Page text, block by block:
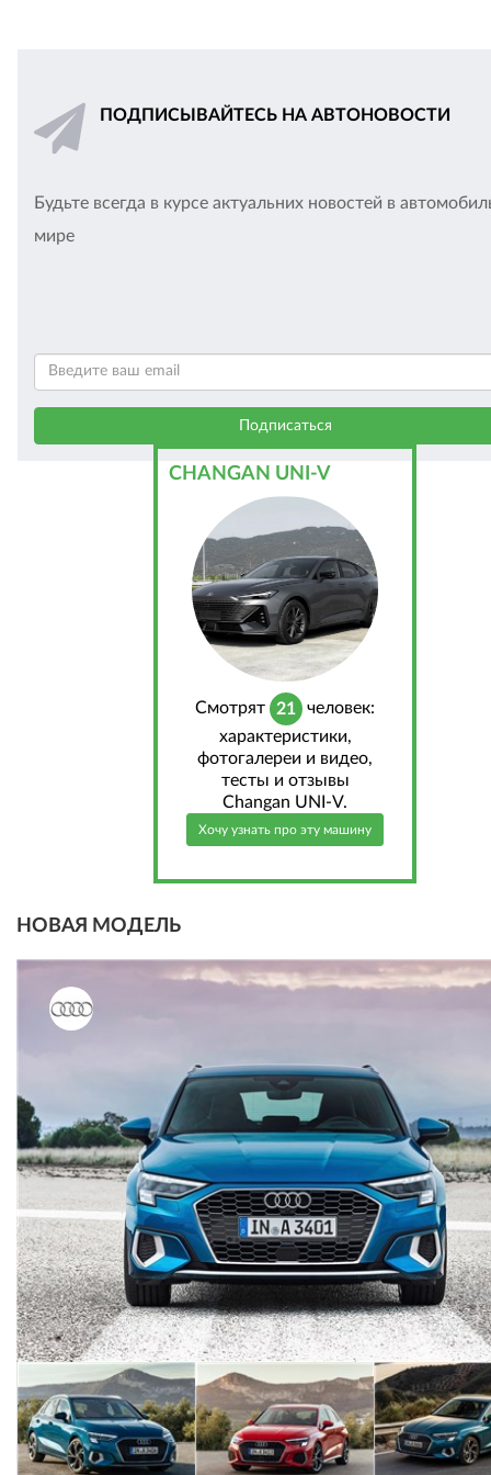
ПОДПИСЫВАЙТЕСЬ НА АВТОНОВОСТИ
Будьте всегда в курсе актуальних новостей в
мире
CHANGAN UNI-V
Cмотрят 21
человек:
характеристики,
фотогалереи и видео,
тесты и отзывы
Changan UNI-V.
Хочу узнать про эту машину
НОВАЯ МОДЕЛЬ